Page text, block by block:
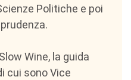
Politiche e poi
Wine, la guida
cui sono Vice